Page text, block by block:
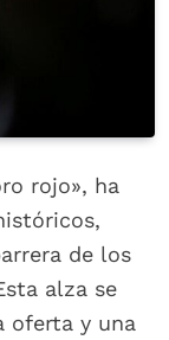
rojo», ha
de los
alza se
oferta y una